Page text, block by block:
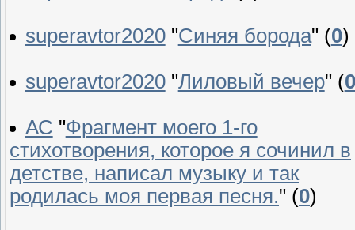
superavtor2020"Синяя борода" (0)
superavtor2020"Лиловый вечер" (0
АС "Фрагмент моего 1-го
стихотворения, которое я сочинил в
детстве, написал музыку и так
родилась моя первая песня." (0)